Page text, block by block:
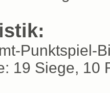
Punktspiel-
19 Siege, 10